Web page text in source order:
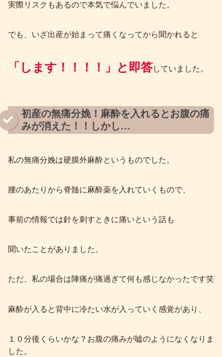
実際リスクもあるので本気で悩んでいました。
でも、いざ出産が始まって痛くなってから聞かれると
「します！！！！」と即答していました。
初産の無痛分娩！麻酔を入れるとお腹の痛
みが消えた！！しかし…
私の無痛分娩は硬膜外麻酔というものでした。
腰のあたりから脊髄に麻酔薬を入れていくもので、
事前の情報では針を刺すときに痛いという話も
聞いたことがありました。
ただ、私の場合は陣痛が痛過ぎて何も感じなかったです笑
麻酔が入ると背中に冷たい水が入っていく感覚があり、
１０分後くらいかな？お腹の痛みが嘘のようになくなりま
した。